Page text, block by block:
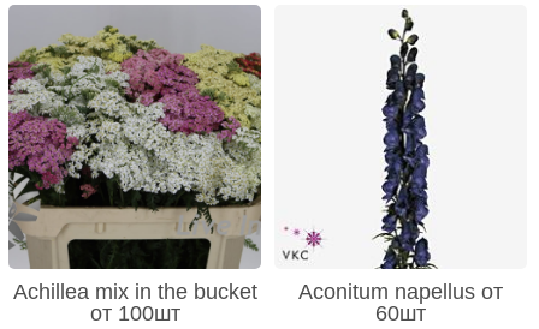
Achillea mix in the bucket
от 100шт
Aconitum napellus от
60шт